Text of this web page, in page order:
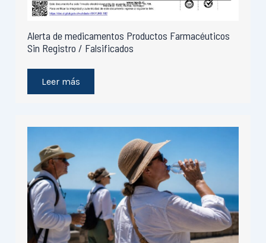
Alerta de medicamentos Productos Farmacéuticos
Sin Registro / Falsificados
Leer más